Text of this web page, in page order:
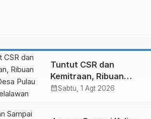
Tuntut CSR dan
Kemitraan, Ribuan
Warga Desa Pulau
calendar_monthSabtu, 1 Agt 2026